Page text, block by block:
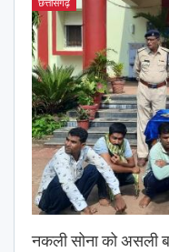
छत्तीसगढ़
नकली सोना को असली